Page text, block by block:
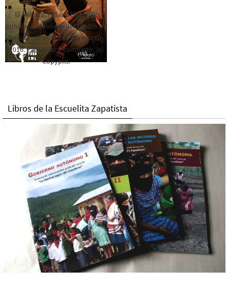
El Rebozo, Palapa Editorial,
publica este folleto del Centro de
Medios Libres. Esta es la edición
2016. Para rolar y compartir. (c)
Copyplis.
Libros de la Escuelita Zapatista